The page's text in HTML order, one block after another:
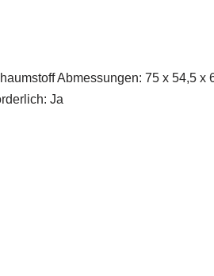
Abmessungen: 75 x 54,5 x
Ja